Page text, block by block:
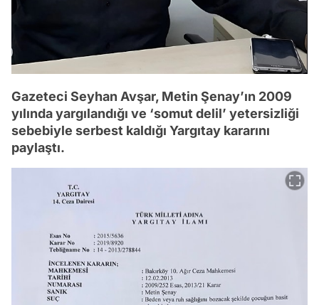
Gazeteci Seyhan Avşar, Metin Şenay’ın 2009
yılında yargılandığı ve ‘somut delil’ yetersizliği
sebebiyle serbest kaldığı Yargıtay kararını
paylaştı.